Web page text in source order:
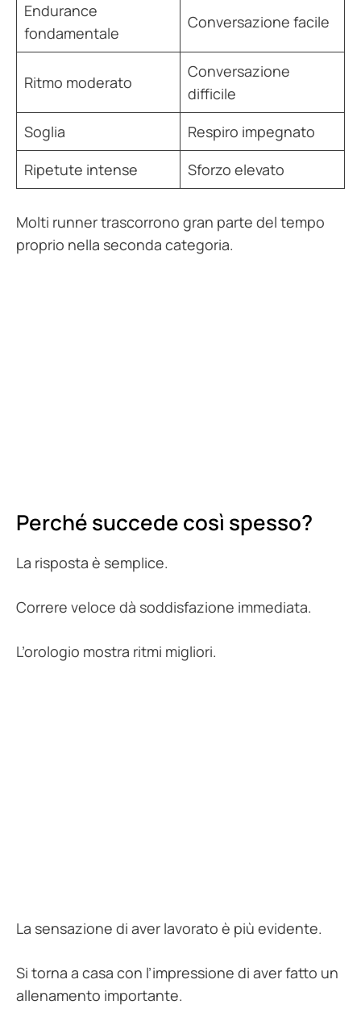
Endurance
fondamentale
Conversazione facile
Ritmo moderato
Conversazione
difficile
Soglia
Respiro impegnato
Ripetute intense
Sforzo elevato
Molti runner trascorrono gran parte del tempo
proprio nella seconda categoria.
Perché succede così spesso?
La risposta è semplice.
Correre veloce dà soddisfazione immediata.
L’orologio mostra ritmi migliori.
La sensazione di aver lavorato è più evidente.
Si torna a casa con l’impressione di aver fatto un
allenamento importante.